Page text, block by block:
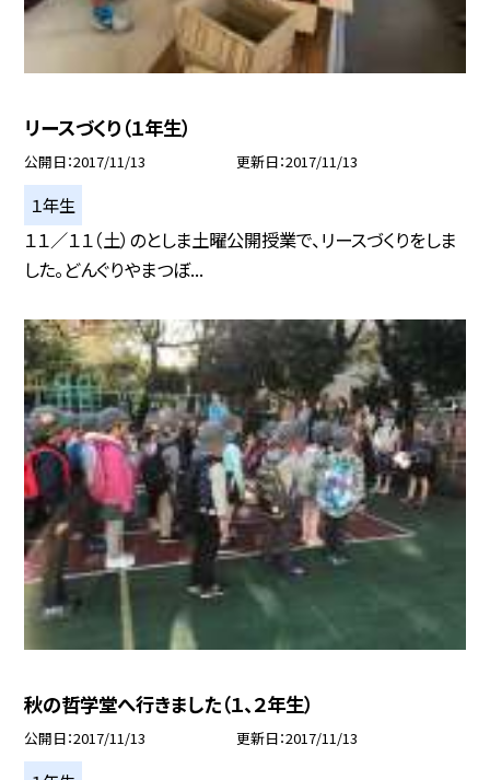
リースづくり（１年生）
公開日 2017/11/13 更新日 2017/11/13
１年生
１１／１１（土）のとしま土曜公開授業で、リースづくりをしま
した。どんぐりやまつぼ...
秋の哲学堂へ行きました（１、２年生）
公開日 2017/11/13 更新日 2017/11/13